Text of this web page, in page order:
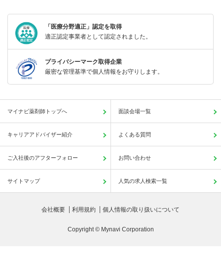
「医療分野適正」認定を取得
適正認定事業者として認定されました。
プライバシーマーク取得企業
厳密な管理基準で個人情報をお守りします。
マイナビ薬剤師トップへ 面談会場一覧
キャリアアドバイザー紹介 よくある質問
ご入社後のアフターフォロー お問い合わせ
サイトマップ 人気の求人検索一覧
会社概要 利用規約 個人情報の取り扱いについて
Copyright © Mynavi Corporation